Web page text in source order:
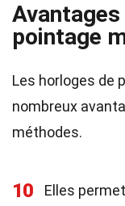
pointage
Les horloges de
nombreux
méthodes.
10
Elles